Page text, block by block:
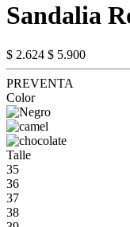
Sandalia
$ 2.624 $ 5.900
PREVENTA
Color
Talle
35
36
37
38